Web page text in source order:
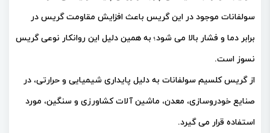
سولفانات موجود در این گریس باعث افزایش مقاومت گریس در
برابر دما و فشار بالا می شود؛ به همین دلیل این روانکار نوعی گریس
نسوز است.
از گریس کلسیم سولفانات به دلیل پایداری شیمیایی و حرارتی، در
صنایع خودروسازی، معدن، ماشین آلات کشاورزی و سنگین، مورد
استفاده قرار می گیرد.